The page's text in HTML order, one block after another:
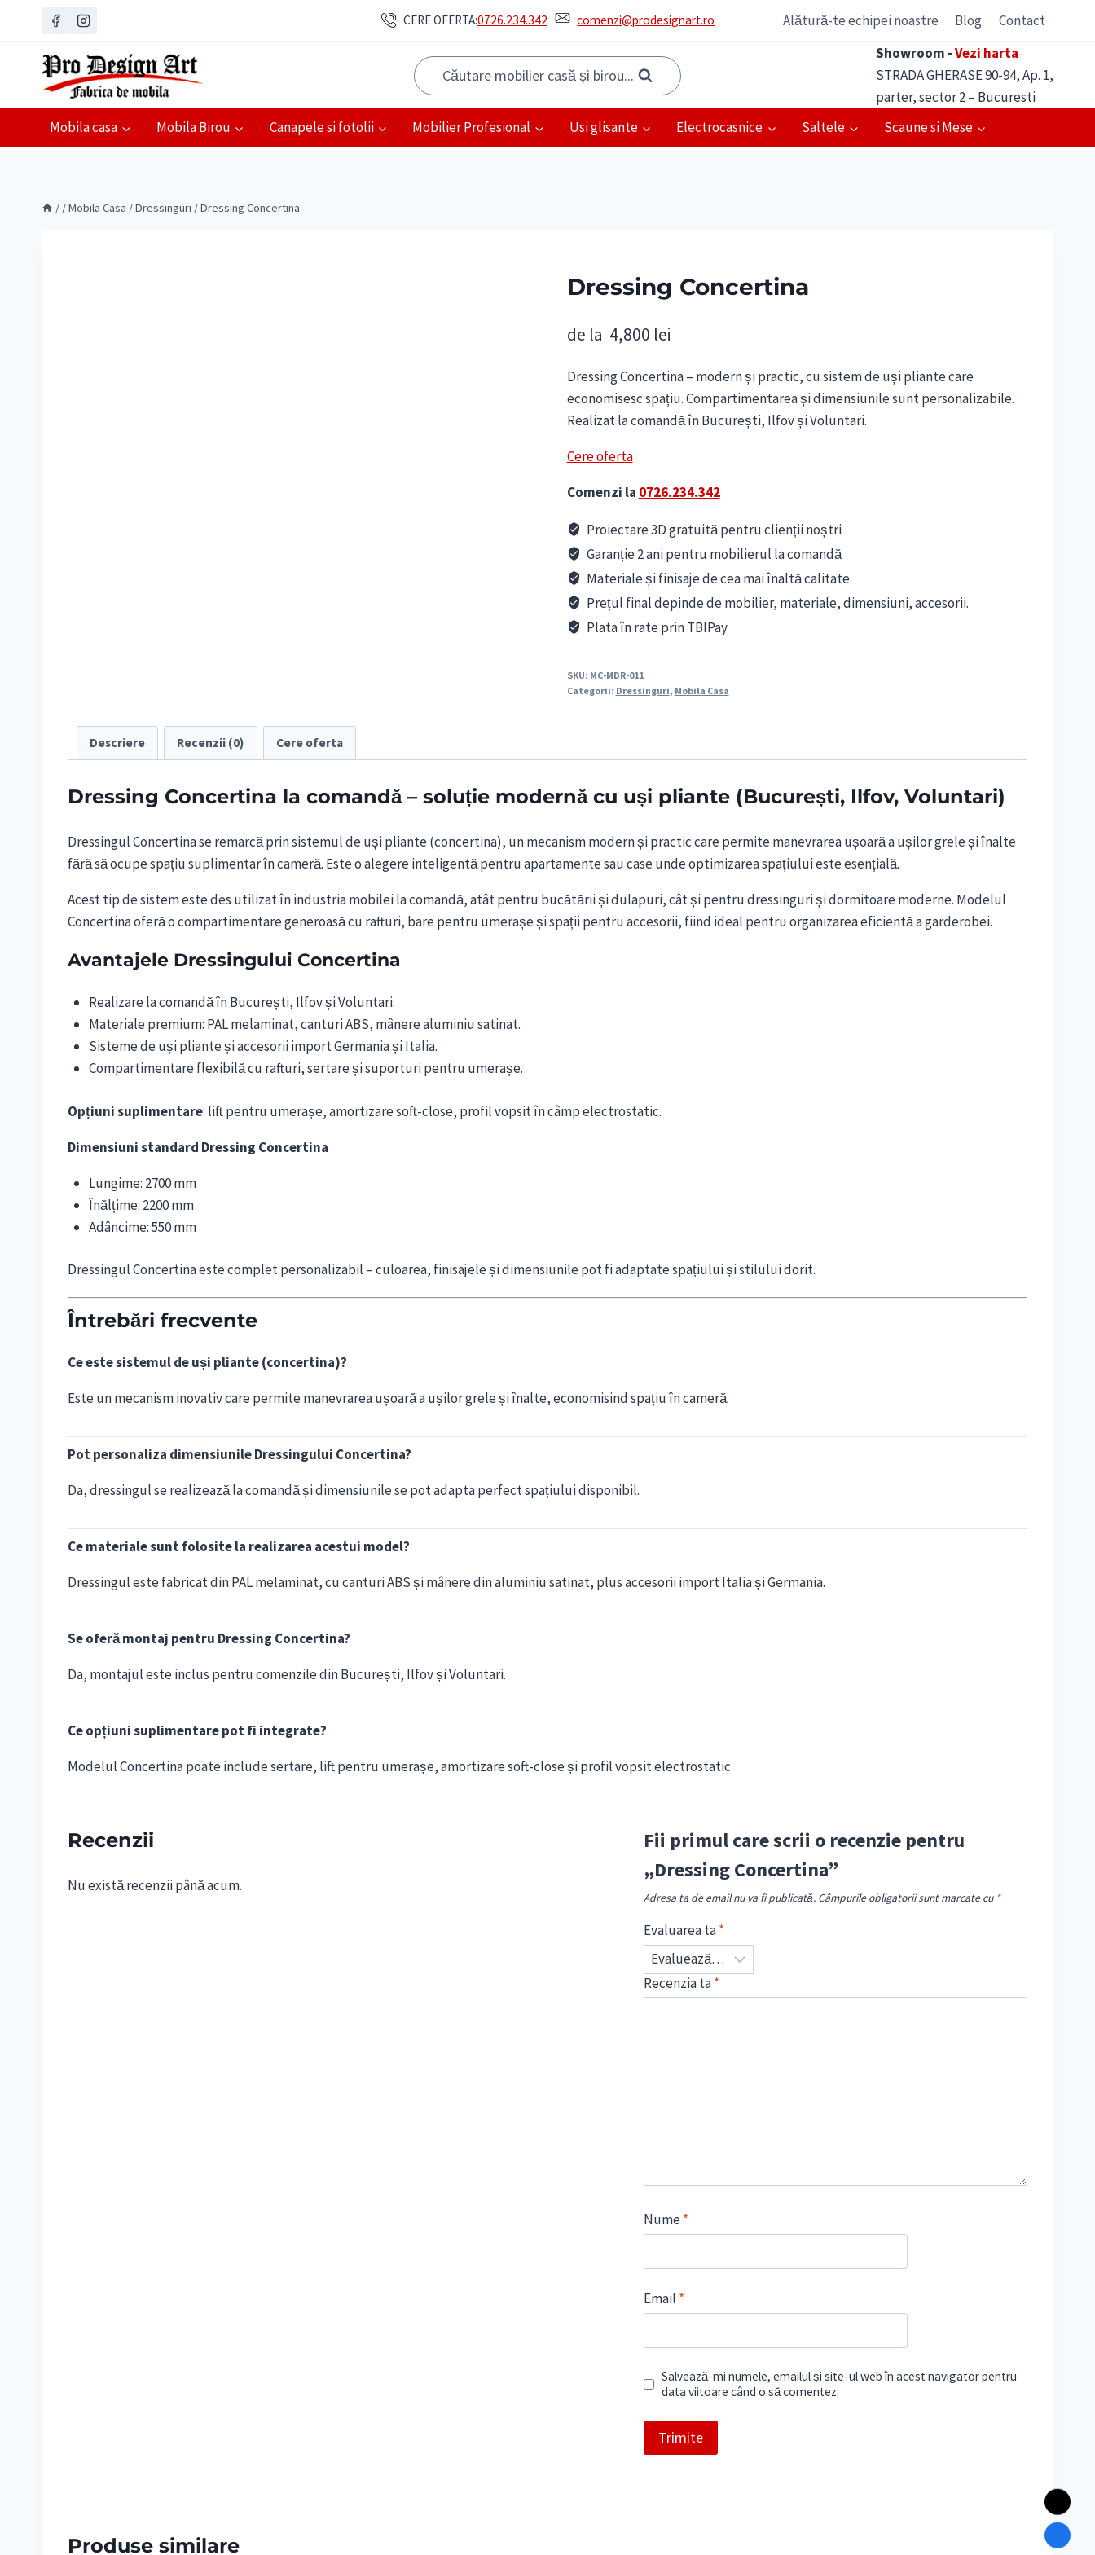
content
CERE OFERTA:0726.234.342 comenzi@prodesignart.ro Alătură-te echipei noastre Blog Contact
Căutare mobilier casă și birou...
Showroom -Vezi harta
STRADA GHERASE 90-94, Ap. 1,
parter, sector 2 – Bucuresti
Mobila casa
Mobila Birou Canapele si fotolii Mobilier Profesional Usi glisante Electrocasnice Saltele Scaune si Mese
/ /Mobila Casa /Dressinguri /Dressing Concertina
Dressing Concertina
de la 4,800 lei
Dressing Concertina – modern și practic, cu sistem de uși pliante care
economisesc spațiu. Compartimentarea și dimensiunile sunt personalizabile.
Realizat la comandă în București, Ilfov și Voluntari.
Cere oferta
Comenzi la 0726.234.342
Proiectare 3D gratuită pentru clienții noștri
Garanție 2 ani pentru mobilierul la comandă
Materiale și finisaje de cea mai înaltă calitate
Prețul final depinde de mobilier, materiale, dimensiuni, accesorii.
Plata în rate prin TBIPay
SKU: MC-MDR-011
Categorii: Dressinguri, Mobila Casa
Descriere Recenzii (0) Cere oferta
Dressing Concertina la comandă – soluție modernă cu uși pliante (București, Ilfov, Voluntari)
Dressingul Concertina se remarcă prin sistemul de uși pliante (concertina), un mecanism modern și practic care permite manevrarea ușoară a ușilor grele și înalte
fără să ocupe spațiu suplimentar în cameră. Este o alegere inteligentă pentru apartamente sau case unde optimizarea spațiului este esențială.
Acest tip de sistem este des utilizat în industria mobilei la comandă, atât pentru bucătării și dulapuri, cât și pentru dressinguri și dormitoare moderne. Modelul
Concertina oferă o compartimentare generoasă cu rafturi, bare pentru umerașe și spații pentru accesorii, fiind ideal pentru organizarea eficientă a garderobei.
Avantajele Dressingului Concertina
Realizare la comandă în București, Ilfov și Voluntari.
Materiale premium: PAL melaminat, canturi ABS, mânere aluminiu satinat.
Sisteme de uși pliante și accesorii import Germania și Italia.
Compartimentare flexibilă cu rafturi, sertare și suporturi pentru umerașe.
Opțiuni suplimentare: lift pentru umerașe, amortizare soft-close, profil vopsit în câmp electrostatic.
Dimensiuni standard Dressing Concertina
Lungime: 2700 mm
Înălțime: 2200 mm
Adâncime: 550 mm
Dressingul Concertina este complet personalizabil – culoarea, finisajele și dimensiunile pot fi adaptate spațiului și stilului dorit.
Întrebări frecvente
Ce este sistemul de uși pliante (concertina)?
Este un mecanism inovativ care permite manevrarea ușoară a ușilor grele și înalte, economisind spațiu în cameră.
Pot personaliza dimensiunile Dressingului Concertina?
Da, dressingul se realizează la comandă și dimensiunile se pot adapta perfect spațiului disponibil.
Ce materiale sunt folosite la realizarea acestui model?
Dressingul este fabricat din PAL melaminat, cu canturi ABS și mânere din aluminiu satinat, plus accesorii import Italia și Germania.
Se oferă montaj pentru Dressing Concertina?
Da, montajul este inclus pentru comenzile din București, Ilfov și Voluntari.
Ce opțiuni suplimentare pot fi integrate?
Modelul Concertina poate include sertare, lift pentru umerașe, amortizare soft-close și profil vopsit electrostatic.
Recenzii
Nu există recenzii până acum.
Fii primul care scrii o recenzie pentru
„Dressing Concertina”
Adresa ta de email nu va fi publicată. Câmpurile obligatorii sunt marcate cu *
Evaluarea ta*
Recenzia ta*
Nume*
Email *
Salvează-mi numele, emailul și site-ul web în acest navigator pentru
data viitoare când o să comentez.
Produse similare